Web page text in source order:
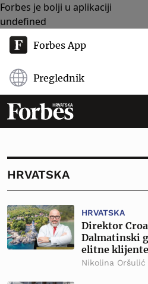
Forbes je bolji u aplikaciji
undefined
Forbes App
Preglednik
HRVATSKA
HRVATSKA
Direktor
Dalmatinski
elitne klijente
Nikolina Oršulić